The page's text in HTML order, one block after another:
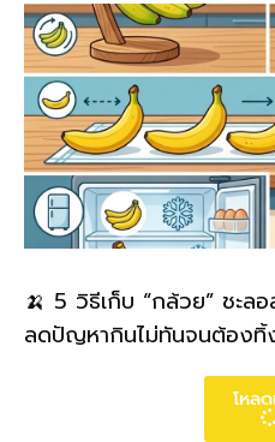
🍌 5 วิธีเก็บ “กล้วย” ชะล
ลดปัญหากินไม่ทันจนต้องทิ้
โหล